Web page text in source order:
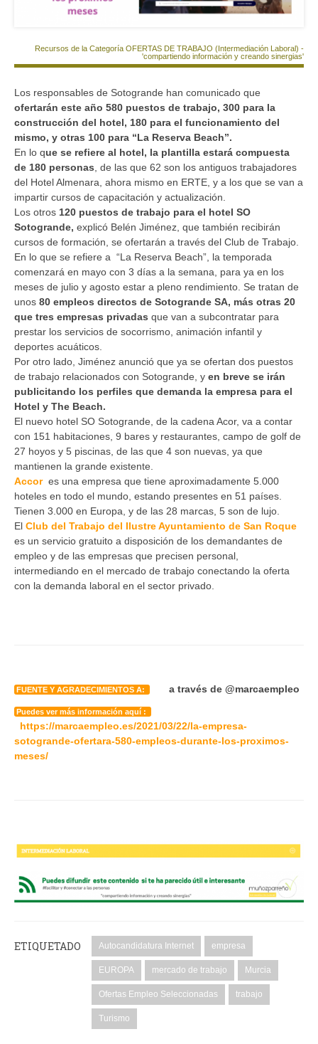
Recursos de la Categoría OFERTAS DE TRABAJO (Intermediación Laboral) -
'compartiendo información y creando sinergias'
Los responsables de Sotogrande han comunicado que
ofertarán este año 580 puestos de trabajo, 300 para la
construcción del hotel, 180 para el funcionamiento del
mismo, y otras 100 para “La Reserva Beach”.
En lo que se refiere al hotel, la plantilla estará compuesta
de 180 personas , de las que 62 son los antiguos trabajadores
del Hotel Almenara, ahora mismo en ERTE, y a los que se van a
impartir cursos de capacitación y actualización.
Los otros 120 puestos de trabajo para el hotel SO
Sotogrande, explicó Belén Jiménez, que también recibirán
cursos de formación, se ofertarán a través del Club de Trabajo.
En lo que se refiere a “La Reserva Beach”, la temporada
comenzará en mayo con 3 días a la semana, para ya en los
meses de julio y agosto estar a pleno rendimiento. Se tratan de
unos 80 empleos directos de Sotogrande SA, más otras 20
que tres empresas privadas que van a subcontratar para
prestar los servicios de socorrismo, animación infantil y
deportes acuáticos.
Por otro lado, Jiménez anunció que ya se ofertan dos puestos
de trabajo relacionados con Sotogrande, y en breve se irán
publicitando los perfiles que demanda la empresa para el
Hotel y The Beach.
El nuevo hotel SO Sotogrande, de la cadena Acor, va a contar
con 151 habitaciones, 9 bares y restaurantes, campo de golf de
27 hoyos y 5 piscinas, de las que 4 son nuevas, ya que
mantienen la grande existente.
Accor es una empresa que tiene aproximadamente 5.000
hoteles en todo el mundo, estando presentes en 51 países.
Tienen 3.000 en Europa, y de las 28 marcas, 5 son de lujo.
El Club del Trabajo del Ilustre Ayuntamiento de San Roque
es un servicio gratuito a disposición de los demandantes de
empleo y de las empresas que precisen personal,
intermediando en el mercado de trabajo conectando la oferta
con la demanda laboral en el sector privado.
FUENTE Y AGRADECIMIENTOS A: a través de @marcaempleo
Puedes ver más información aquí :
https://marcaempleo.es/2021/03/22/la-empresa-
sotogrande-ofertara-580-empleos-durante-los-proximos-
meses/
ETIQUETADO Autocandidatura Internet empresa
EUROPA mercado de trabajo Murcia
Ofertas Empleo Seleccionadas trabajo
Turismo